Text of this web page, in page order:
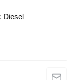
Diesel